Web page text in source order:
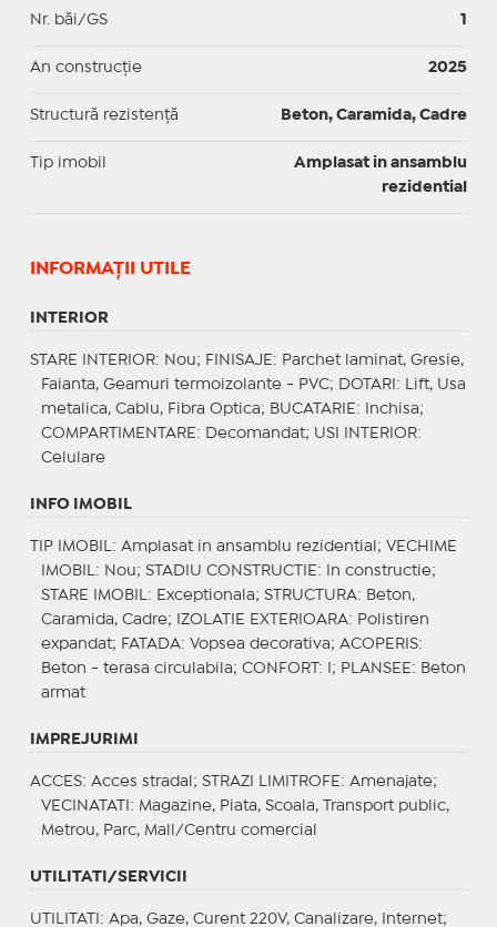
Nr. băi/GS 1
An construcție 2025
Structură rezistență Beton, Caramida, Cadre
Tip imobil
Amplasat in ansamblu
rezidential
INFORMAŢII UTILE
INTERIOR
STARE INTERIOR: Nou; FINISAJE : Parchet laminat, Gresie,
Faianta, Geamuri termoizolante - PVC;
DOTARI : Lift, Usa
metalica, Cablu, Fibra Optica; BUCATARIE : Inchisa;
COMPARTIMENTARE : Decomandat; USI INTERIOR:
Celulare
INFO IMOBIL
TIP IMOBIL : Amplasat in ansamblu rezidential; VECHIME
IMOBIL : Nou; STADIU CONSTRUCTIE : In constructie;
STARE IMOBIL : Exceptionala; STRUCTURA: Beton,
Caramida, Cadre;
IZOLATIE EXTERIOARA: Polistiren
expandat; FATADA: Vopsea decorativa; ACOPERIS:
Beton - terasa circulabila; CONFORT : I; PLANSEE : Beton
armat
IMPREJURIMI
ACCES: Acces stradal; STRAZI LIMITROFE : Amenajate;
VECINATATI : Magazine, Piata, Scoala, Transport public,
Metrou, Parc, Mall/Centru comercial
UTILITATI/SERVICII
UTILITATI : Apa, Gaze, Curent 220V, Canalizare, Internet;